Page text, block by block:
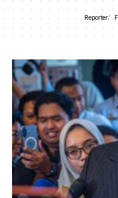
Reporter